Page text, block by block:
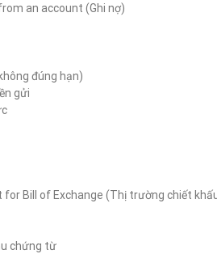
an account (Ghi nợ)
đúng hạn)
gửi
Bill of Exchange (Thị trường chiết
chứng từ